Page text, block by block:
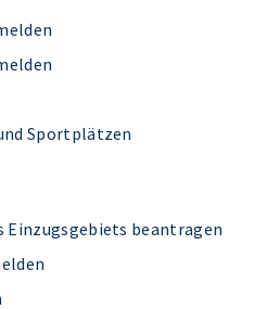
Sportplätzen
Einzugsgebiets beantragen